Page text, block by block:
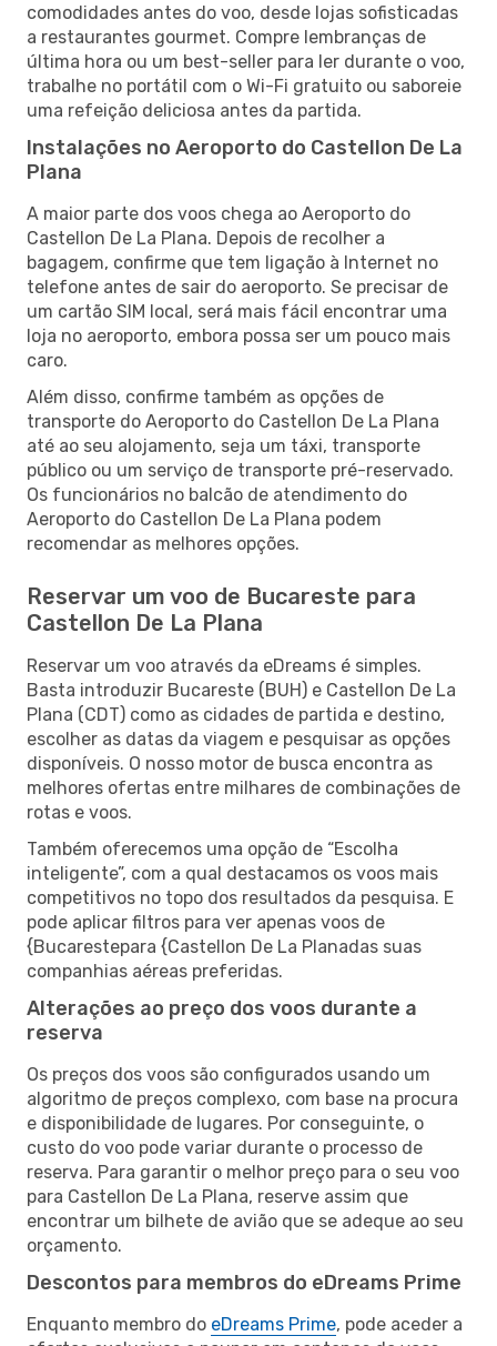
comodidades antes do voo, desde lojas sofisticadas
a restaurantes gourmet. Compre lembranças de
última hora ou um best-seller para ler durante o voo,
trabalhe no portátil com o Wi-Fi gratuito ou saboreie
uma refeição deliciosa antes da partida.
Instalações no Aeroporto do Castellon De La
Plana
A maior parte dos voos chega ao Aeroporto do
Castellon De La Plana. Depois de recolher a
bagagem, confirme que tem ligação à Internet no
telefone antes de sair do aeroporto. Se precisar de
um cartão SIM local, será mais fácil encontrar uma
loja no aeroporto, embora possa ser um pouco mais
caro.
Além disso, confirme também as opções de
transporte do Aeroporto do Castellon De La Plana
até ao seu alojamento, seja um táxi, transporte
público ou um serviço de transporte pré-reservado.
Os funcionários no balcão de atendimento do
Aeroporto do Castellon De La Plana podem
recomendar as melhores opções.
Reservar um voo de Bucareste para
Castellon De La Plana
Reservar um voo através da eDreams é simples.
Basta introduzir Bucareste (BUH) e Castellon De La
Plana (CDT) como as cidades de partida e destino,
escolher as datas da viagem e pesquisar as opções
disponíveis. O nosso motor de busca encontra as
melhores ofertas entre milhares de combinações de
rotas e voos.
Também oferecemos uma opção de “Escolha
inteligente”, com a qual destacamos os voos mais
competitivos no topo dos resultados da pesquisa. E
pode aplicar filtros para ver apenas voos de
{Bucarestepara {Castellon De La Planadas suas
companhias aéreas preferidas.
Alterações ao preço dos voos durante a
reserva
Os preços dos voos são configurados usando um
algoritmo de preços complexo, com base na procura
e disponibilidade de lugares. Por conseguinte, o
custo do voo pode variar durante o processo de
reserva. Para garantir o melhor preço para o seu voo
para Castellon De La Plana, reserve assim que
encontrar um bilhete de avião que se adeque ao seu
orçamento.
Descontos para membros do eDreams Prime
Enquanto membro do eDreams Prime, pode aceder a